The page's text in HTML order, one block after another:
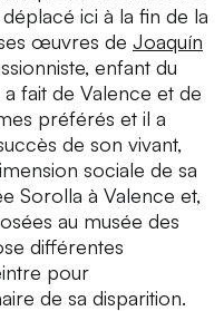
ici à la fin de la
œuvres de Joaquín
enfant du
fait de Valence et de
préférés et il a
de son vivant,
sociale de sa
Sorolla à Valence et,
au musée des
différentes
pour
de sa disparition.